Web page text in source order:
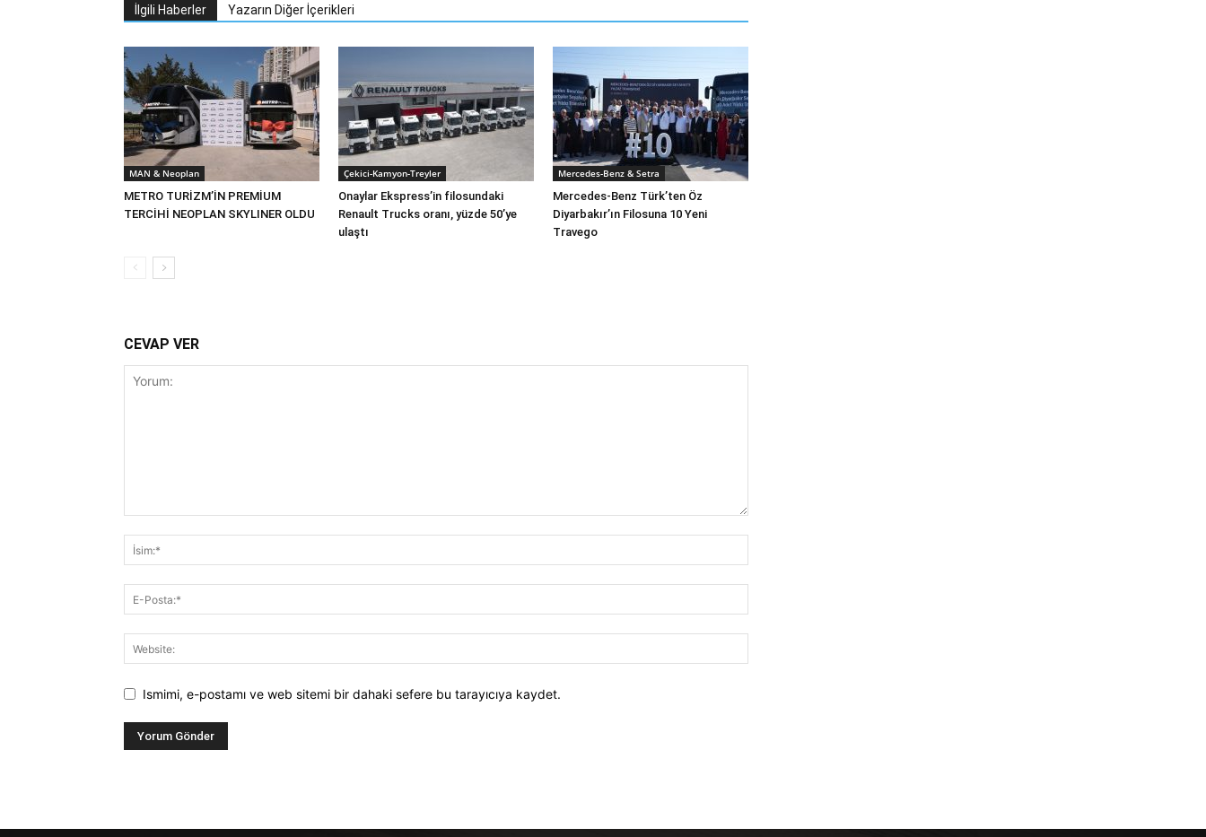
İlgili Haberler Yazarın Diğer İçerikleri
MAN & Neoplan
METRO TURİZM’İN PREMİUM
TERCİHİ NEOPLAN SKYLINER OLDU
Çekici-Kamyon-Treyler
Onaylar Ekspress’in filosundaki
Renault Trucks oranı, yüzde 50’ye
ulaştı
Mercedes-Benz & Setra
Mercedes-Benz Türk’ten Öz
Diyarbakır’ın Filosuna 10 Yeni
Travego
CEVAP VER
Ismimi, e-postamı ve web sitemi bir dahaki sefere bu tarayıcıya kaydet.